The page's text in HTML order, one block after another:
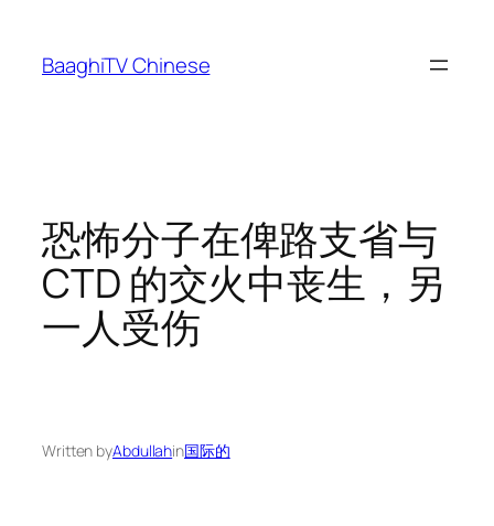
content
BaaghiTV Chinese
恐怖分子在俾路支省与
CTD 的交火中丧生，另
一人受伤
Written byAbdullahin国际的